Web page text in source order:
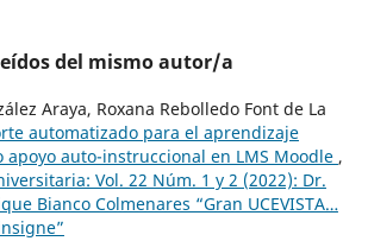
del mismo autor/a
Araya, Roxana Rebolledo Font de La
automatizado para el aprendizaje
apoyo auto-instruccional en LMS Moodle ,
Vol. 22 Núm. 1 y 2 (2022): Dr.
Bianco Colmenares “Gran UCEVISTA…